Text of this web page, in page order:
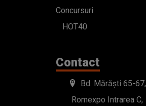
Concursuri
HOT40
Contact
Bd. Mărăști 65-67,
Romexpo Intrarea C,